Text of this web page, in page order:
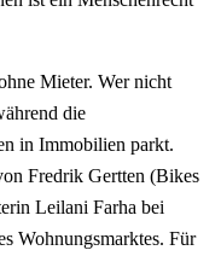
Mieter. Wer nicht
die
in Immobilien parkt.
Fredrik Gertten (Bikes
Leilani Farha bei
Wohnungsmarktes. Für